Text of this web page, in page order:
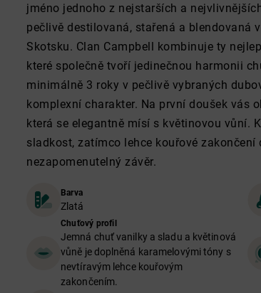
jméno jednoho z nejstarších a
pečlivě destilovaná, stařená a blendovaná
Skotsku. Clan Campbell kombinuje ty
které společně tvoří jedinečnou harmonii
minimálně 3 roky v pečlivě vybraných
komplexní charakter. Na první doušek vás
která se elegantně mísí s květinovou vůní.
sladkost, zatímco lehce kouřové
nezapomenutelný závěr.
Barva
Zlatá
Chuťový profil
Jemná chuť vanilky a sladu a květinová
vůně je doplněná karamelovými tóny s
nevtíravým lehce kouřovým
zakončením.